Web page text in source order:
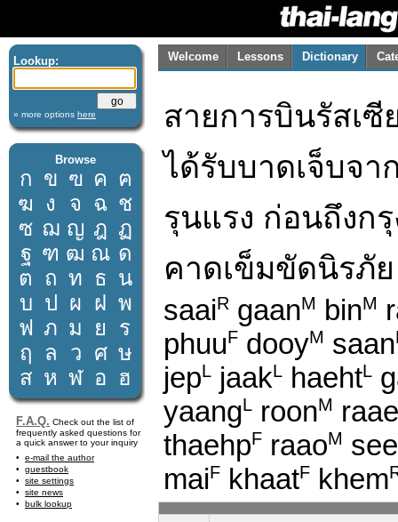
Lookup:
» more options here
Browse
ก ข ฃ ค ฅ
ฆ ง จ ฉ ช
ซ ฌ ญ ฎ ฏ
ฐ ฑ ฒ ณ ด
ต ถ ท ธ น
บ ป ผ ฝ พ
ฟ ภ ม ย
ร
ฤ
ล ว ศ ษ
ส ห ฬ อ ฮ
F.A.Q. Check out the list of
frequently asked questions for
a quick answer to your inquiry
e-mail the author
guestbook
site settings
site news
bulk lookup
Welcome Lessons Dictionary
สายการบินรัสเซี
ได้รับบาดเจ็บจ
รุนแรง ก่อนถึงก
คาดเข็มขัดนิรภัย
saaiR gaanM binM
phuuF dooyM saan
jepL jaakL haehtL
yaangL roonM
thaehpF raaoM see
maiF khaatF khem